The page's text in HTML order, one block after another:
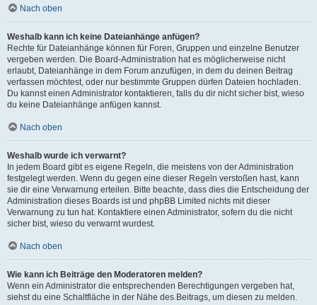
Nach oben
Weshalb kann ich keine Dateianhänge anfügen?
Rechte für Dateianhänge können für Foren, Gruppen und einzelne Benutzer
vergeben werden. Die Board-Administration hat es möglicherweise nicht
erlaubt, Dateianhänge in dem Forum anzufügen, in dem du deinen Beitrag
verfassen möchtest, oder nur bestimmte Gruppen dürfen Dateien hochladen.
Du kannst einen Administrator kontaktieren, falls du dir nicht sicher bist, wieso
du keine Dateianhänge anfügen kannst.
Nach oben
Weshalb wurde ich verwarnt?
In jedem Board gibt es eigene Regeln, die meistens von der Administration
festgelegt werden. Wenn du gegen eine dieser Regeln verstoßen hast, kann
sie dir eine Verwarnung erteilen. Bitte beachte, dass dies die Entscheidung der
Administration dieses Boards ist und phpBB Limited nichts mit dieser
Verwarnung zu tun hat. Kontaktiere einen Administrator, sofern du die nicht
sicher bist, wieso du verwarnt wurdest.
Nach oben
Wie kann ich Beiträge den Moderatoren melden?
Wenn ein Administrator die entsprechenden Berechtigungen vergeben hat,
siehst du eine Schaltfläche in der Nähe des Beitrags, um diesen zu melden.